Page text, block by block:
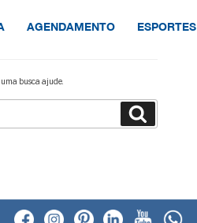
AGENDAMENTO ESPORTES
busca ajude.